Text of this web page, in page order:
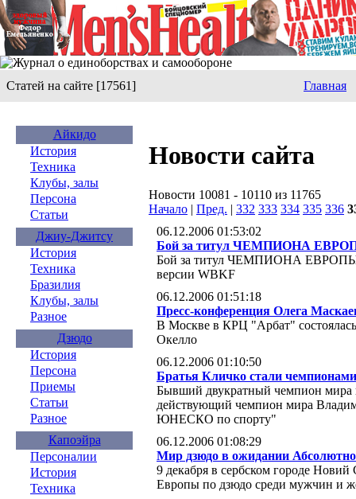
Статей на сайте [17561] Главная
Айкидо
История
Техника
Клубы, залы
Персона
Статьи
Джиу-Джитсу
История
Техника
Бразилия
Клубы, залы
Разное
Дзюдо
История
Персона
Приемы
Статьи
Разное
Капоэйра
Персоналии
История
Техника
Новости сайта
Новости 10081 - 10110 из 11765
Начало | Пред. | 332 333 334 335 336
06.12.2006 01:53:02
Бой за титул ЧЕМПИОНА
Бой за титул ЧЕМПИОНА ЕВРОПЫ
версии WBKF
06.12.2006 01:51:18
Пресс-конференция Олега
В Москве в КРЦ "Арбат"
Окелло
06.12.2006 01:10:50
Братья Кличко стали
Бывший двукратный чемпион мира
действующий чемпион мира
ЮНЕСКО по спорту"
06.12.2006 01:08:29
Мир дзюдо в ожидании
9 декабря в сербском городе
Европы по дзюдо среди мужчин и